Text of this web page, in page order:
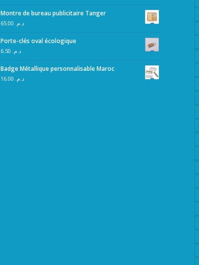
Montre de bureau publicitaire Tanger
د.م.
Porte-clés oval écologique
د.م.
Badge Métallique personnalisable Maroc
د.م.